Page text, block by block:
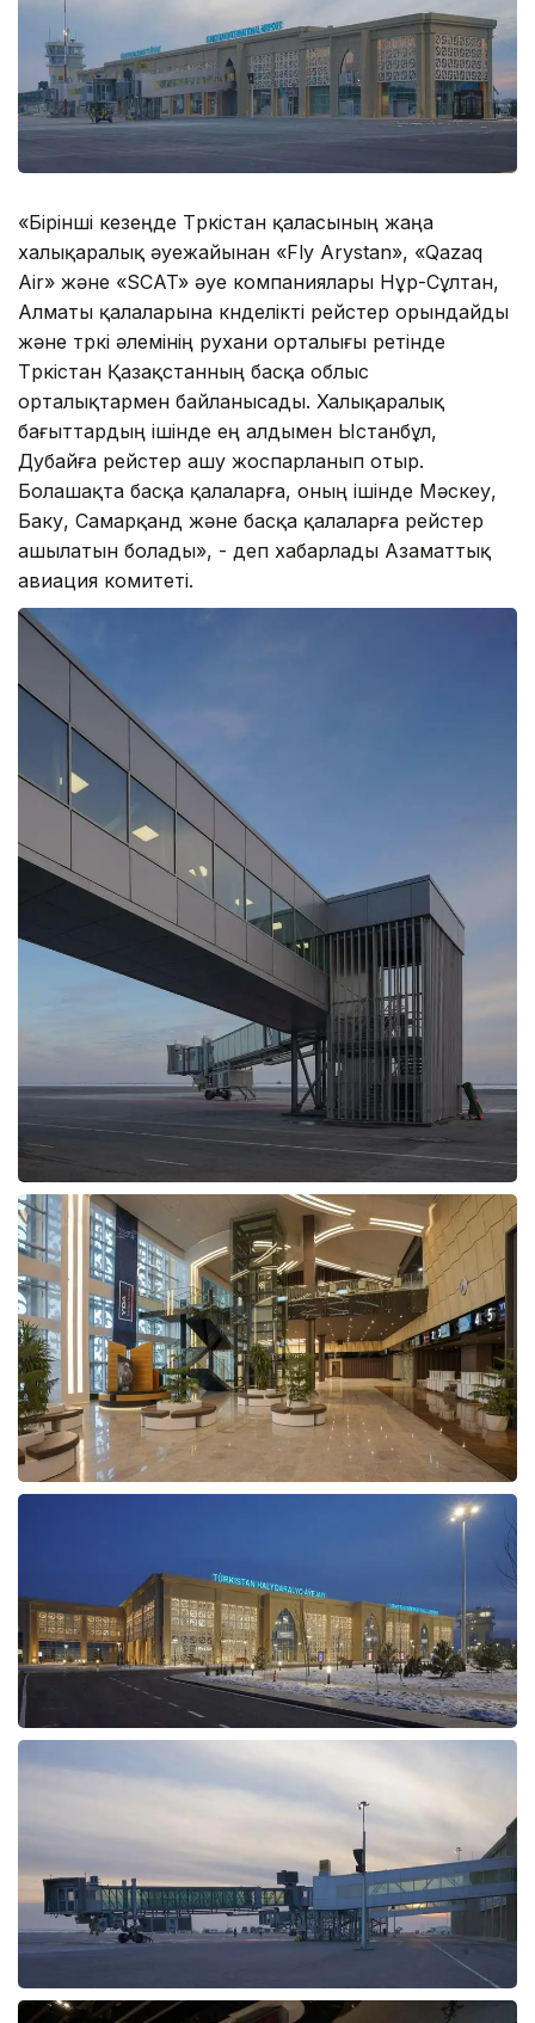
«Бірінші кезеңде Түркістан қаласының жаңа
халықаралық әуежайынан «Fly Arystan», «Qazaq
Air» және «SCAT» әуе компаниялары Нұр-Сұлтан,
Алматы қалаларына күнделікті рейстер орындайды
және түркі әлемінің рухани орталығы ретінде
Түркістан Қазақстанның басқа облыс
орталықтармен байланысады. Халықаралық
бағыттардың ішінде ең алдымен Ыстанбұл,
Дубайға рейстер ашу жоспарланып отыр.
Болашақта басқа қалаларға, оның ішінде Мәскеу,
Баку, Самарқанд және басқа қалаларға рейстер
ашылатын болады», - деп хабарлады Азаматтық
авиация комитеті.